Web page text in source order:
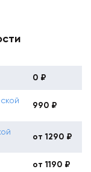
0 ₽
990 ₽
от 1290 ₽
от 1190 ₽